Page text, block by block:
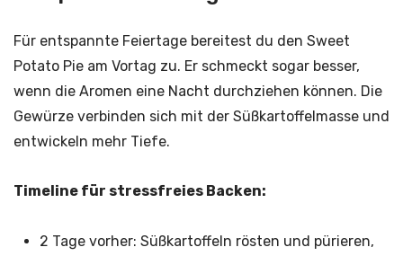
Für entspannte Feiertage bereitest du den Sweet
Potato Pie am Vortag zu. Er schmeckt sogar besser,
wenn die Aromen eine Nacht durchziehen können. Die
Gewürze verbinden sich mit der Süßkartoffelmasse und
entwickeln mehr Tiefe.
Timeline für stressfreies Backen:
2 Tage vorher: Süßkartoffeln rösten und pürieren,